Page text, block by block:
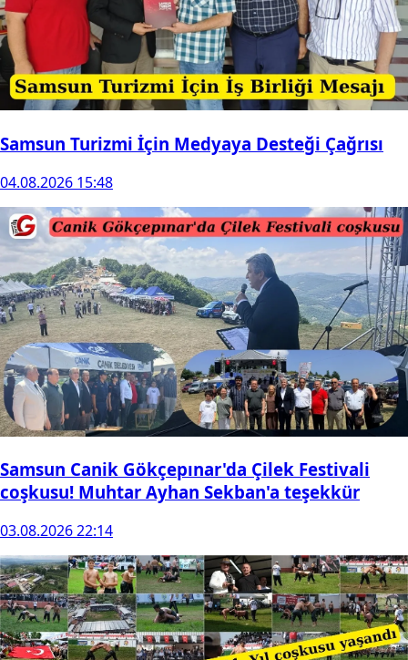
Samsun Turizmi İçin Medyaya Desteği Çağrısı
04.08.2026 15:48
Samsun Canik Gökçepınar'da Çilek Festivali
coşkusu! Muhtar Ayhan Sekban'a teşekkür
03.08.2026 22:14